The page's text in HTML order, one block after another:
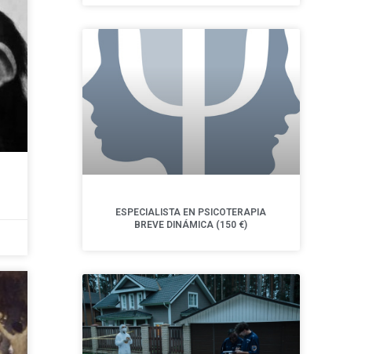
ESPECIALISTA EN PSICOTERAPIA
BREVE DINÁMICA (150 €)